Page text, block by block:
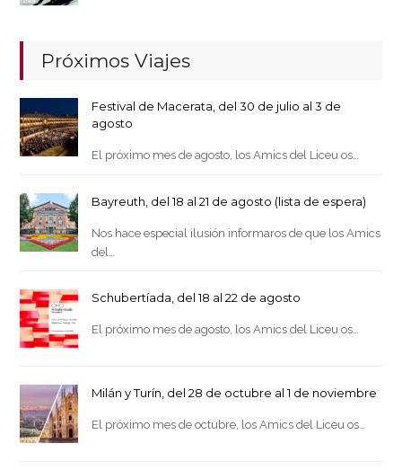
Próximos Viajes
Festival de Macerata, del 30 de julio al 3 de
agosto
El próximo mes de agosto, los Amics del Liceu os…
Bayreuth, del 18 al 21 de agosto (lista de espera)
Nos hace especial ilusión informaros de que los Amics
del…
Schubertíada, del 18 al 22 de agosto
El próximo mes de agosto, los Amics del Liceu os…
Milán y Turín, del 28 de octubre al 1 de noviembre
El próximo mes de octubre, los Amics del Liceu os…